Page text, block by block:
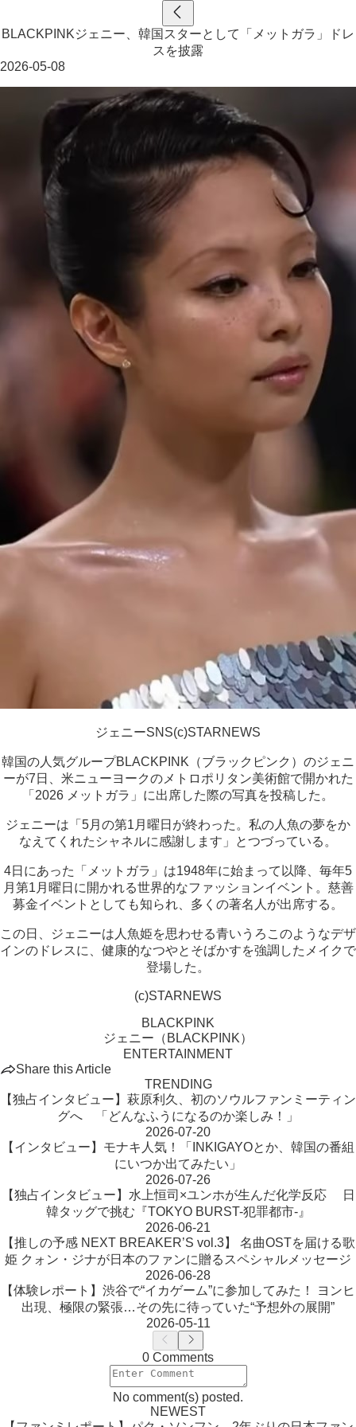
BLACKPINKジェニー、韓国スターとして「メットガラ」ドレ
スを披露
2026-05-08
ジェニーSNS(c)STARNEWS
韓国の人気グループBLACKPINK（ブラックピンク）のジェニ
ーが7日、米ニューヨークのメトロポリタン美術館で開かれた
「2026 メットガラ」に出席した際の写真を投稿した。
ジェニーは「5月の第1月曜日が終わった。私の人魚の夢をか
なえてくれたシャネルに感謝します」とつづっている。
4日にあった「メットガラ」は1948年に始まって以降、毎年5
月第1月曜日に開かれる世界的なファッションイベント。慈善
募金イベントとしても知られ、多くの著名人が出席する。
この日、ジェニーは人魚姫を思わせる青いうろこのようなデザ
インのドレスに、健康的なつやとそばかすを強調したメイクで
登場した。
(c)STARNEWS
BLACKPINK
ジェニー（BLACKPINK）
ENTERTAINMENT
Share this Article
TRENDING
【独占インタビュー】萩原利久、初のソウルファンミーティン
グへ 「どんなふうになるのか楽しみ！」
2026-07-20
【インタビュー】モナキ人気！「INKIGAYOとか、韓国の番組
にいつか出てみたい」
2026-07-26
【独占インタビュー】水上恒司×ユンホが生んだ化学反応 日
韓タッグで挑む『TOKYO BURST-犯罪都市-』
2026-06-21
【推しの予感 NEXT BREAKER’S vol.3】 名曲OSTを届ける歌
姫 クォン・ジナが日本のファンに贈るスペシャルメッセージ
2026-06-28
【体験レポート】渋谷で“イカゲーム”に参加してみた！ ヨンヒ
出現、極限の緊張…その先に待っていた“予想外の展開”
2026-05-11
0 Comments
No comment(s) posted.
NEWEST